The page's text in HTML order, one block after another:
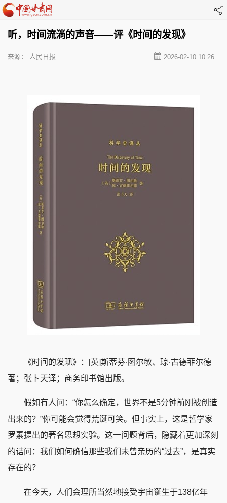
听，时间流淌的声音——评《时间的发现》
2026-02-10 10:26
来源： 人民日报
《时间的发现》：[英]斯蒂芬·图尔敏、琼·古德菲尔德
著；张卜天译；商务印书馆出版。
假如有人问：“你怎么确定，世界不是5分钟前刚被创造
出来的？”你可能会觉得荒诞可笑。但事实上，这是哲学家
罗素提出的著名思想实验。这一问题背后，隐藏着更加深刻
的诘问：我们如何确信那些我们未曾亲历的“过去”，是真实
存在的？
在今天，人们会理所当然地接受宇宙诞生于138亿年